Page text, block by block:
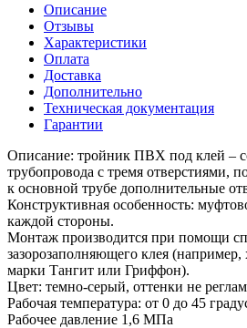
Описание
Отзывы
Характеристики
Оплата
Доставка
Дополнительно
Техническая документация
Гарантии
Описание: тройник ПВХ под клей –
трубопровода с тремя отверстиями,
к основной трубе дополнительные
Конструктивная особенность:
каждой стороны.
Монтаж производится при помощи
зазорозаполняющего клея
марки Тангит или Гриффон).
Цвет: темно-серый, оттенки не
Рабочая температура: от 0 до 45
Рабочее давление 1,6 МПа